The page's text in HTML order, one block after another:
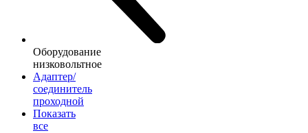
Оборудование
низковольтное
Адаптер/
соединитель
проходной
Показать
все